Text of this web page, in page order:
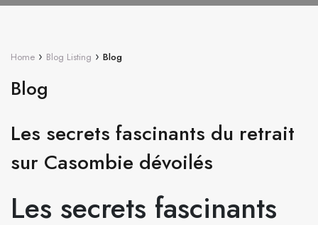
Home › Blog Listing › Blog
Blog
Les secrets fascinants du retrait
sur Casombie dévoilés
Les secrets fascinants